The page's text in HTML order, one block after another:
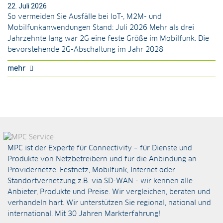
22. Juli 2026
So vermeiden Sie Ausfälle bei IoT-, M2M- und
Mobilfunkanwendungen Stand: Juli 2026 Mehr als drei
Jahrzehnte lang war 2G eine feste Größe im Mobilfunk. Die
bevorstehende 2G-Abschaltung im Jahr 2028
mehr
MPC ist der Experte für Connectivity – für Dienste und
Produkte von Netzbetreibern und für die Anbindung an
Providernetze. Festnetz, Mobilfunk, Internet oder
Standortvernetzung z.B. via SD-WAN - wir kennen alle
Anbieter, Produkte und Preise. Wir vergleichen, beraten und
verhandeln hart. Wir unterstützen Sie regional, national und
international. Mit 30 Jahren Markterfahrung!